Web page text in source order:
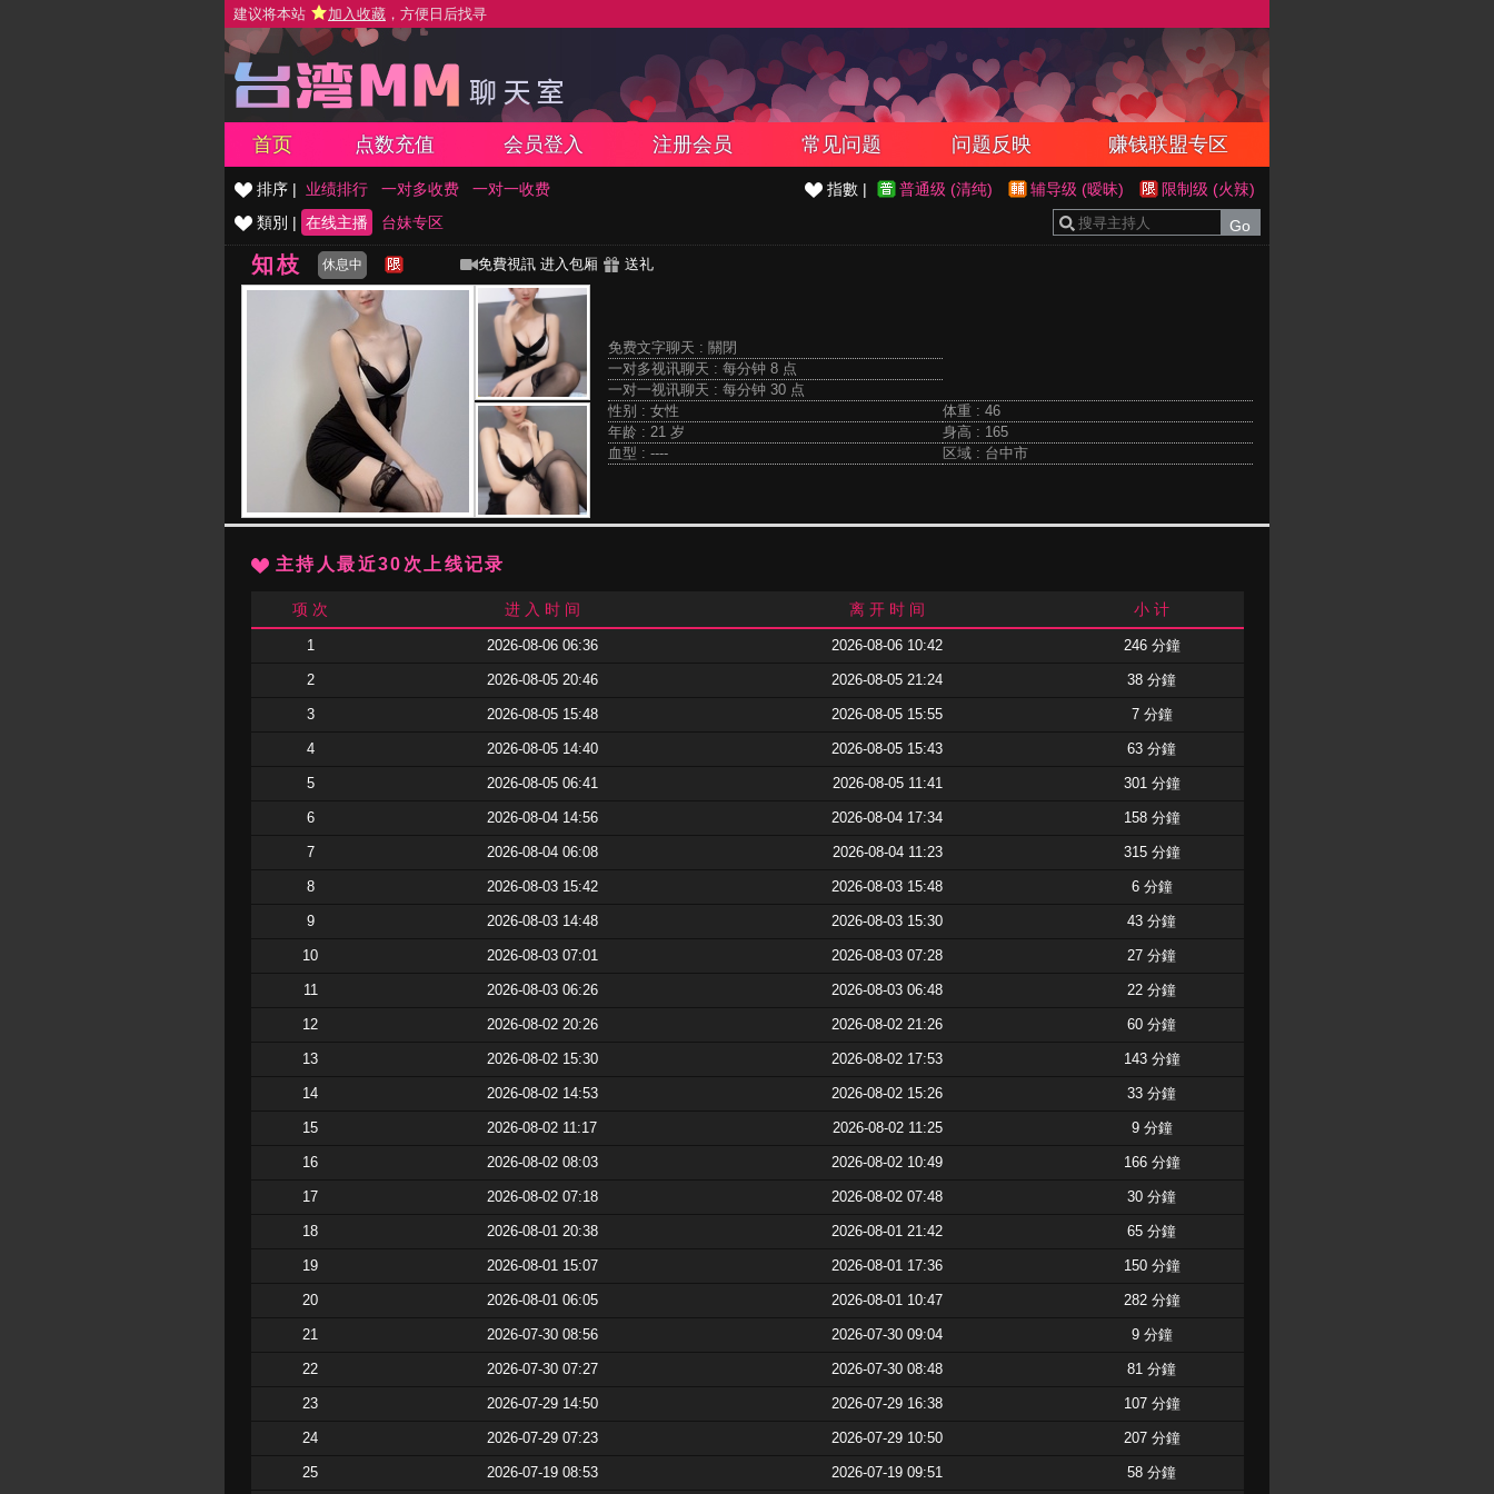
建议将本站 加入收藏 ，方便日后找寻
首页 点数充值 会员登入 注册会员 常见问题 问题反映 赚钱联盟专区
排序 | 业绩排行 一对多收费 一对一收费 指數 | 普通级 (清纯) 辅导级 (暧昧)
限制级 (火辣)
類別 | 在线主播 台妹专区
知枝 休息中 免費視訊 进入包厢 送礼
免费文字聊天 : 關閉
一对多视讯聊天 : 每分钟 8 点
一对一视讯聊天 : 每分钟 30 点
性别 : 女性
体重 : 46
年龄 : 21 岁
身高 : 165
血型 : ----
区域 : 台中市
主持人最近30次上线记录
项 次 进 入 时 间 离 开 时 间 小 计
1 2026-08-06 06:36 2026-08-06 10:42 246 分鐘
2 2026-08-05 20:46 2026-08-05 21:24 38 分鐘
3 2026-08-05 15:48 2026-08-05 15:55 7 分鐘
4 2026-08-05 14:40 2026-08-05 15:43 63 分鐘
5 2026-08-05 06:41 2026-08-05 11:41 301 分鐘
6 2026-08-04 14:56 2026-08-04 17:34 158 分鐘
7 2026-08-04 06:08 2026-08-04 11:23 315 分鐘
8 2026-08-03 15:42 2026-08-03 15:48 6 分鐘
9 2026-08-03 14:48 2026-08-03 15:30 43 分鐘
10 2026-08-03 07:01 2026-08-03 07:28 27 分鐘
11 2026-08-03 06:26 2026-08-03 06:48 22 分鐘
12 2026-08-02 20:26 2026-08-02 21:26 60 分鐘
13 2026-08-02 15:30 2026-08-02 17:53 143 分鐘
14 2026-08-02 14:53 2026-08-02 15:26 33 分鐘
15 2026-08-02 11:17 2026-08-02 11:25 9 分鐘
16 2026-08-02 08:03 2026-08-02 10:49 166 分鐘
17 2026-08-02 07:18 2026-08-02 07:48 30 分鐘
18 2026-08-01 20:38 2026-08-01 21:42 65 分鐘
19 2026-08-01 15:07 2026-08-01 17:36 150 分鐘
20 2026-08-01 06:05 2026-08-01 10:47 282 分鐘
21 2026-07-30 08:56 2026-07-30 09:04 9 分鐘
22 2026-07-30 07:27 2026-07-30 08:48 81 分鐘
23 2026-07-29 14:50 2026-07-29 16:38 107 分鐘
24 2026-07-29 07:23 2026-07-29 10:50 207 分鐘
25 2026-07-19 08:53 2026-07-19 09:51 58 分鐘